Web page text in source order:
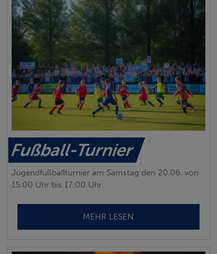
Fußball-Turnier
Jugendfußballturnier am Samstag den 20.06. von
15:00 Uhr bis 17:00 Uhr.
MEHR LESEN